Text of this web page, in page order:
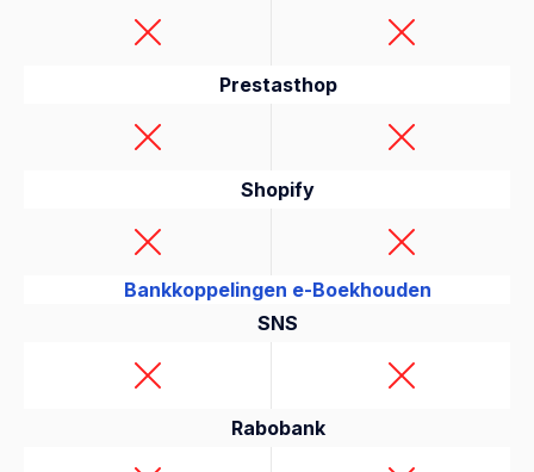
Prestasthop
Shopify
Bankkoppelingen e-Boekhouden
SNS
Rabobank